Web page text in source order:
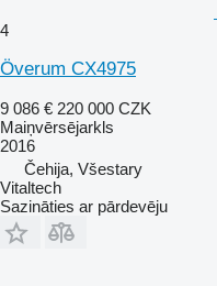
4
Överum CX4975
9 086 € 220 000 CZK
Maiņvērsējarkls
2016
Čehija, Všestary
Vitaltech
Sazināties ar pārdevēju